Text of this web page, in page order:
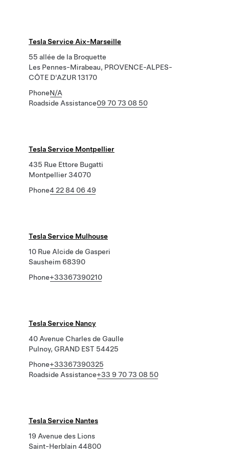
Tesla Service Aix-Marseille
55 allée de la Broquette
Les Pennes-Mirabeau, PROVENCE-ALPES-
CÔTE D'AZUR 13170
PhoneN/A
Roadside Assistance09 70 73 08 50
Tesla Service Montpellier
435 Rue Ettore Bugatti
Montpellier 34070
Phone4 22 84 06 49
Tesla Service Mulhouse
10 Rue Alcide de Gasperi
Sausheim 68390
Phone+33367390210
Tesla Service Nancy
40 Avenue Charles de Gaulle
Pulnoy, GRAND EST 54425
Phone+33367390325
Roadside Assistance+33 9 70 73 08 50
Tesla Service Nantes
19 Avenue des Lions
Saint-Herblain 44800